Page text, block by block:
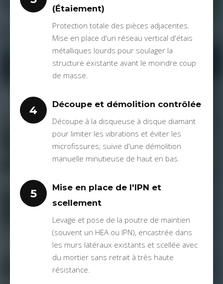
(Étaiement)
Protection totale des pièces adjacentes.
Mise en place d'un réseau vertical d'étais
métalliques lourds pour soulager la
structure existante avant le moindre coup
de masse.
4
Découpe et démolition contrôlée
Découpe à la disqueuse à disque diamant
pour limiter les vibrations et éviter les
microfissures, suivie d'une démolition
manuelle minutieuse de haut en bas.
5
Mise en place de l'IPN et
scellement
Levage et pose de la poutre de maintien
(souvent un HEA ou IPN), encastrée dans
les murs latéraux existants et scellée avec
du mortier sans retrait à très haute
résistance.